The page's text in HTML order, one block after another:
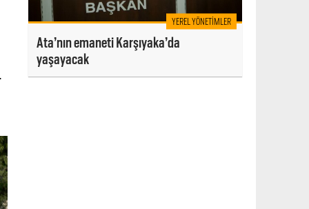
YEREL YÖNETIMLER
Ata’nın emaneti Karşıyaka’da
yaşayacak